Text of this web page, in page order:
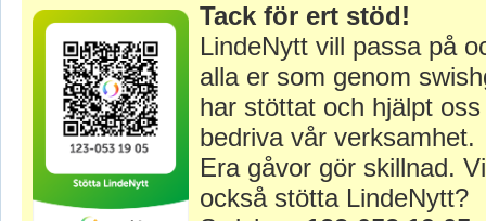
Tack för ert stöd!
LindeNytt vill passa på
alla er som genom
har stöttat och hjälpt
bedriva vår verksamhet.
Era gåvor gör skillnad.
också stötta LindeNytt?